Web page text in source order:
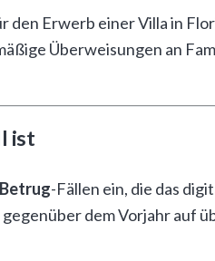
Erwerb einer Villa in
Überweisungen an
ist
-Fällen ein, die das
dem Vorjahr auf